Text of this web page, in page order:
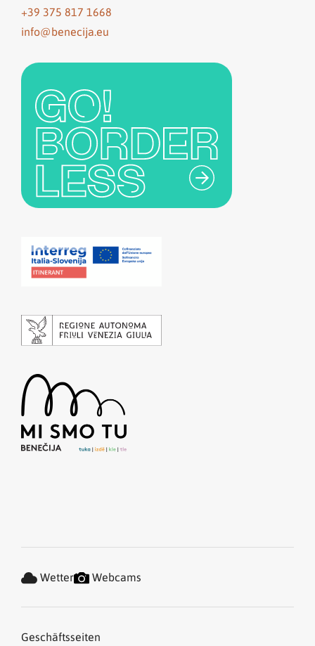
+39 375 817 1668
info@benecija.eu
Geschäftsseiten
Wetter Webcams